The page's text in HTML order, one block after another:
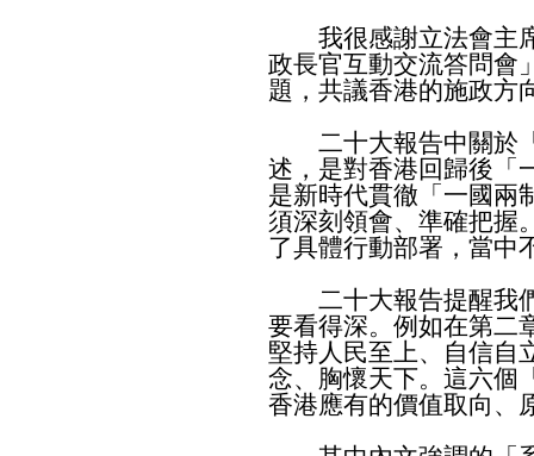
我很感謝立法會主席
政長官互動交流答問會
題，共議香港的施政方
二十大報告中關於「
述，是對香港回歸後「
是新時代貫徹「一國兩
須深刻領會、準確把握
了具體行動部署，當中
二十大報告提醒我們
要看得深。例如在第二
堅持人民至上、自信自
念、胸懷天下。這六個
香港應有的價值取向、